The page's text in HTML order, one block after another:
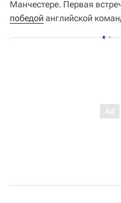
Манчестере. Первая
победой английской